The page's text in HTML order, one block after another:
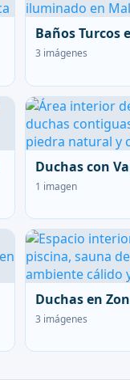
Baños Turcos
3 imágenes
Duchas con
1 imagen
Duchas en
3 imágenes